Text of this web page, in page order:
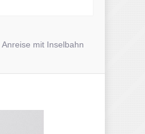
Anreise mit Inselbahn